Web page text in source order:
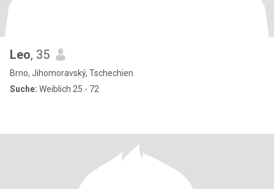
Leo, 35
Brno, Jihomoravský, Tschechien
Suche: Weiblich 25 - 72